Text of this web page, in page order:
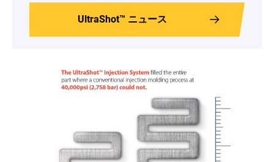
UltraShot™ ニュース